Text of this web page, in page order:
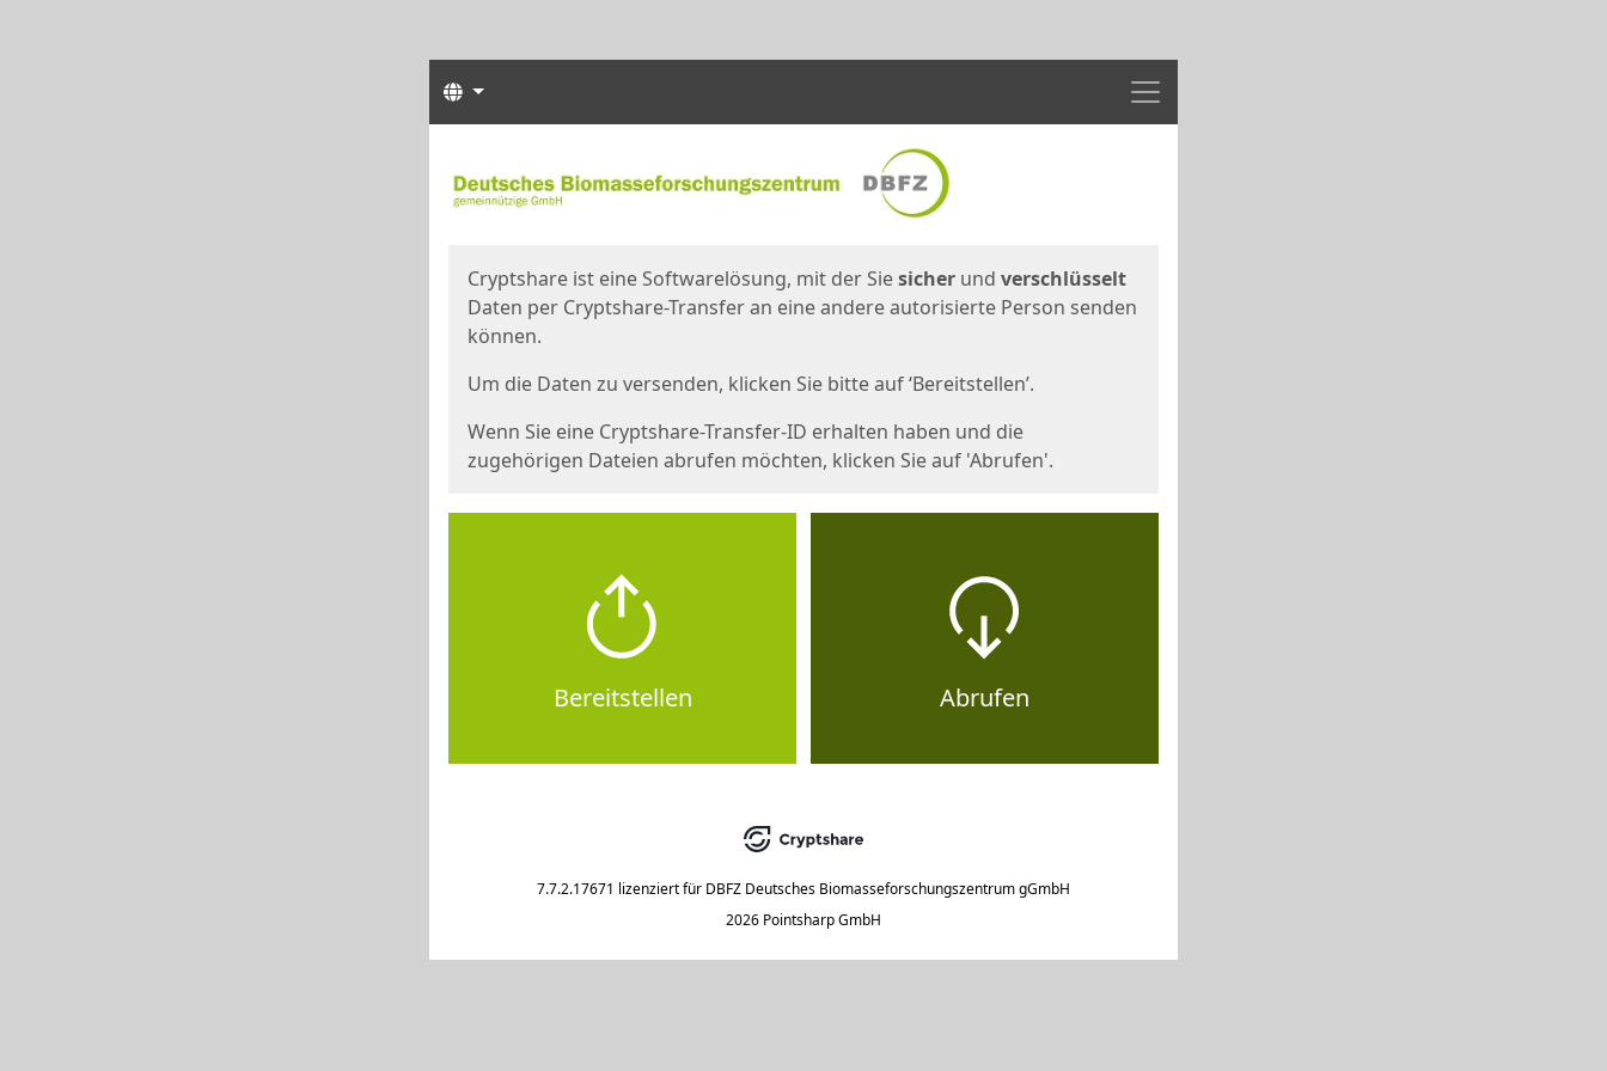
Menü
Sprachen
Cryptshare ist eine Softwarelösung, mit der Siesicher und verschlüsselt
Daten per Cryptshare-Transfer an eine andere autorisierte Person senden
können.
Um die Daten zu versenden, klicken Sie bitte auf ‘Bereitstellen’.
Wenn Sie eine Cryptshare-Transfer-ID erhalten haben und die
zugehörigen Dateien abrufen möchten, klicken Sie auf 'Abrufen'.
Bereitstellen Abrufen
7.7.2.17671 lizenziert für DBFZ Deutsches Biomasseforschungszentrum gGmbH
2026 Pointsharp GmbH